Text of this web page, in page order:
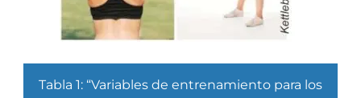
Tabla 1: “Variables de entrenamiento para los